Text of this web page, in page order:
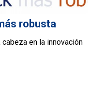
robusta
en la innovación